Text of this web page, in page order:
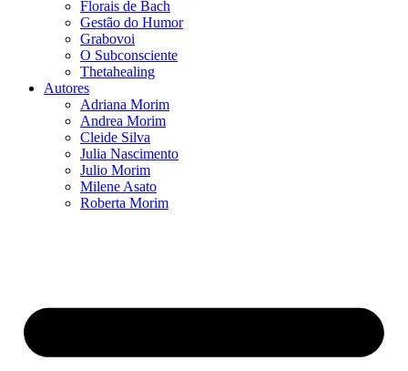
Florais de Bach
Gestão do Humor
Grabovoi
O Subconsciente
Thetahealing
Autores
Adriana Morim
Andrea Morim
Cleide Silva
Julia Nascimento
Julio Morim
Milene Asato
Roberta Morim